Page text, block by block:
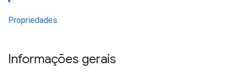
Propriedades
Informações gerais